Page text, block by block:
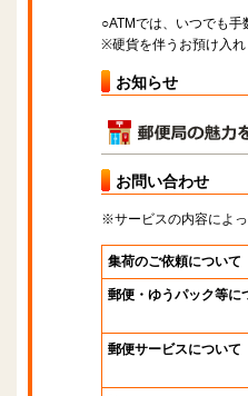
○ATMでは、いつでも
※硬貨を伴うお預け入
お知らせ
お問い合わせ
※サービスの内容によ
集荷のご依頼について
郵便・ゆうパック等に
郵便サービスについて